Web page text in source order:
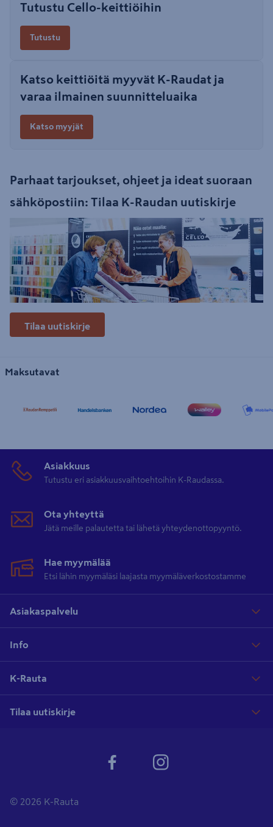
Tutustu Cello-keittiöihin
Tutustu
Katso keittiöitä myyvät K-Raudat ja
varaa ilmainen suunnitteluaika
Katso myyjät
Parhaat tarjoukset, ohjeet ja ideat suoraan
sähköpostiin: Tilaa K-Raudan uutiskirje
Tilaa uutiskirje
Maksutavat
Asiakkuus
Tutustu eri asiakkuusvaihtoehtoihin K-Raudassa.
Ota yhteyttä
Jätä meille palautetta tai lähetä yhteydenottopyyntö.
Hae myymälää
Etsi lähin myymäläsi laajasta myymäläverkostostamme
Asiakaspalvelu
Info
K-Rauta
Tilaa uutiskirje
© 2026 K-Rauta